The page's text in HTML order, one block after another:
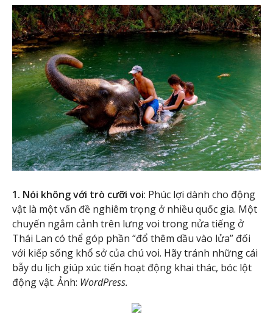
1. Nói không với trò cưỡi voi: Phúc lợi dành cho động
vật là một vấn đề nghiêm trọng ở nhiều quốc gia. Một
chuyến ngắm cảnh trên lưng voi trong nửa tiếng ở
Thái Lan có thể góp phần “đổ thêm dầu vào lửa” đối
với kiếp sống khổ sở của chú voi. Hãy tránh những cái
bẫy du lịch giúp xúc tiến hoạt động khai thác, bóc lột
động vật. Ảnh: WordPress.